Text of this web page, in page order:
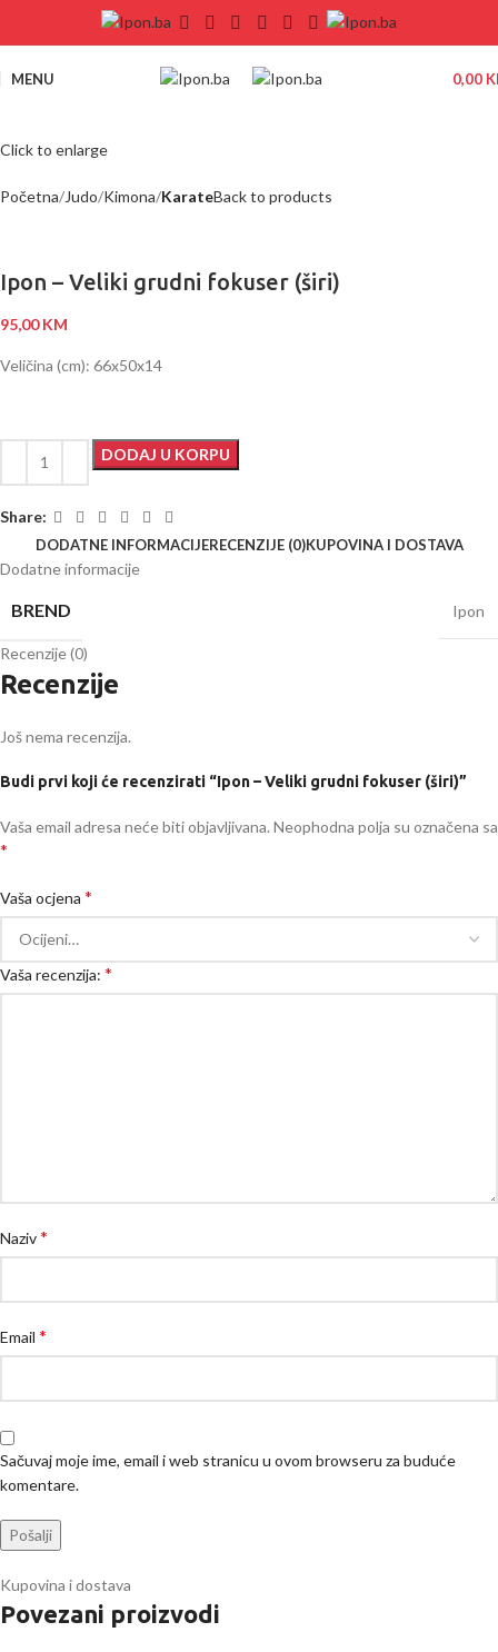
MENU 0,00
Click to enlarge
Početna Judo Kimona KarateBack to products
Ipon – Veliki grudni fokuser (širi)
95,00KM
Veličina (cm): 66x50x14
DODAJ U KORPU
Share:
DODATNE INFORMACIJERECENZIJE (0)KUPOVINA I DOSTAVA
Dodatne informacije
BREND Ipon
Recenzije (0)
Recenzije
Još nema recenzija.
Budi prvi koji će recenzirati “Ipon – Veliki grudni fokuser (širi)”
Vaša email adresa neće biti objavljivana. Neophodna polja su označena sa
*
Vaša ocjena *
Vaša recenzija: *
Naziv*
Email *
Sačuvaj moje ime, email i web stranicu u ovom browseru za buduće
komentare.
Kupovina i dostava
Povezani proizvodi